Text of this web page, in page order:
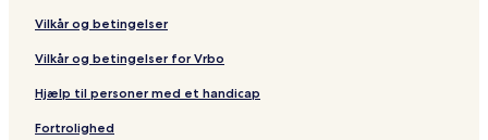
Vilkår og betingelser
Vilkår og betingelser for Vrbo
Hjælp til personer med et handicap
Fortrolighed